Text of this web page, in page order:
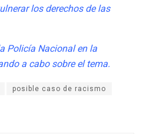
los derechos de las
Policía Nacional en la
a cabo sobre el tema.
posible caso de racismo